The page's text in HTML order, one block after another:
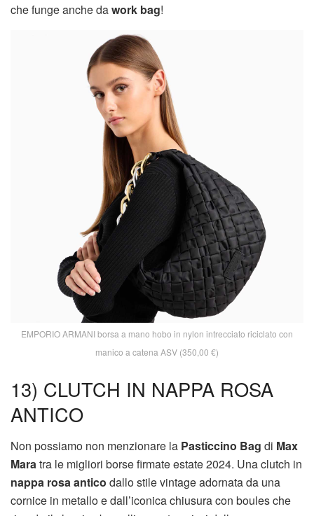
che funge anche dawork bag!
EMPORIO ARMANI borsa a mano hobo in nylon intrecciato riciclato con
manico a catena ASV (350,00 €)
13) CLUTCH IN NAPPA ROSA
ANTICO
Non possiamo non menzionare la Pasticcino Bag di Max
Maratra le migliori borse firmate estate 2024. Una clutch in
nappa rosa antico dallo stile vintage adornata da una
cornice in metallo e dall’iconica chiusura con boules che